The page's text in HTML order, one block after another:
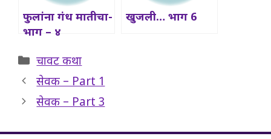
फुलांना गंध मातीचा-
भाग – ४
खुजली… भाग 6
Categories
चावट कथा
सेवक – Part 1
सेवक – Part 3